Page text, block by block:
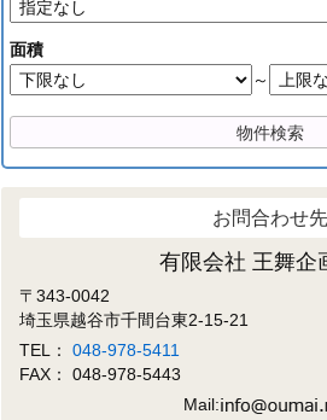
面積
～
お問合わせ先
有限会社 王舞企
〒343-0042
埼玉県越谷市千間台東2-15-21
TEL：048-978-5411
FAX： 048-978-5443
Mail: